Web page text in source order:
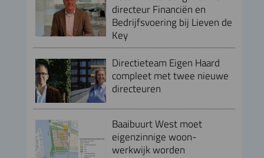
directeur Financiën en
Bedrijfsvoering bij Lieven de
Key
Directieteam Eigen Haard
compleet met twee nieuwe
directeuren
Baaibuurt West moet
eigenzinnige woon-
werkwijk worden